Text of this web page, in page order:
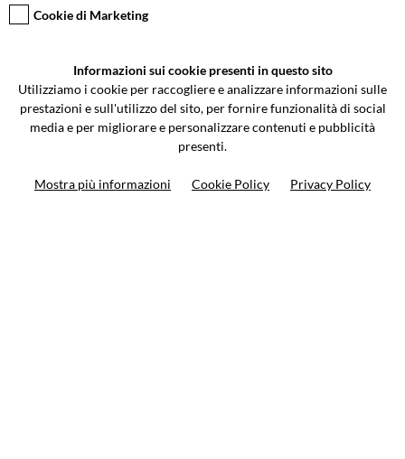
Via Galileo Galilei 5 | Verano Brianza (MB) 20843 | ITALY
0362-805407-info@valtermoto.com
Cookie di Marketing
Informazioni sui cookie presenti in questo sito
Utilizziamo i cookie per raccogliere e analizzare informazioni sulle
prestazioni e sull'utilizzo del sito, per fornire funzionalità di social
media e per migliorare e personalizzare contenuti e pubblicità
presenti.
Mostra più informazioni Cookie Policy Privacy Policy